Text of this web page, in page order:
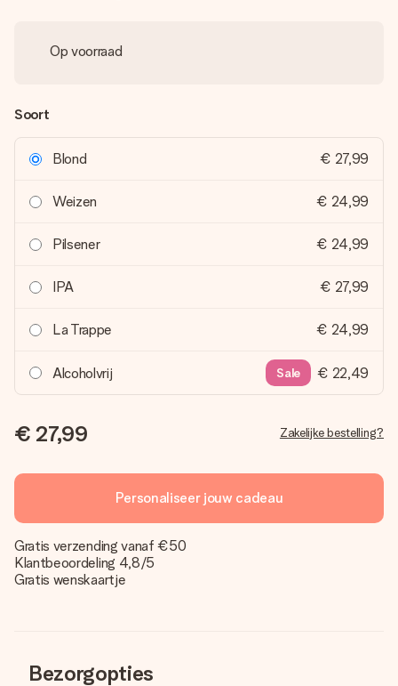
Op voorraad
Soort
Blond € 27,99
Weizen € 24,99
Pilsener € 24,99
IPA € 27,99
La Trappe € 24,99
Alcoholvrij Sale € 22,49
€ 27,99 Zakelijke bestelling?
Personaliseer jouw cadeau
Gratis verzending vanaf €50
Klantbeoordeling 4,8/5
Gratis wenskaartje
Bezorgopties